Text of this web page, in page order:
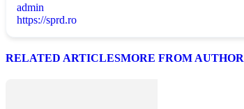
admin
https://sprd.ro
RELATED ARTICLESMORE FROM AUTHOR